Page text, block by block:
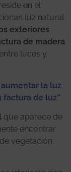
en el
luz natural
exteriores
de madera
luces y
aumentar la luz
factura de luz”
que aparece de
encontrar
vegetación.